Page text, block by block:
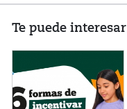
Te puede interesar